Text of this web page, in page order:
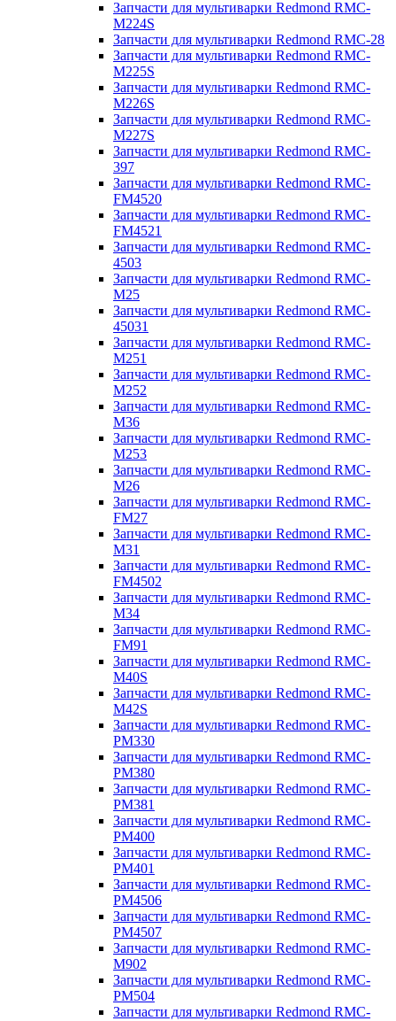
Запчасти для мультиварки Redmond RMC-
M224S
Запчасти для мультиварки Redmond RMC-28
Запчасти для мультиварки Redmond RMC-
M225S
Запчасти для мультиварки Redmond RMC-
M226S
Запчасти для мультиварки Redmond RMC-
M227S
Запчасти для мультиварки Redmond RMC-
397
Запчасти для мультиварки Redmond RMC-
FM4520
Запчасти для мультиварки Redmond RMC-
FM4521
Запчасти для мультиварки Redmond RMC-
4503
Запчасти для мультиварки Redmond RMC-
M25
Запчасти для мультиварки Redmond RMC-
45031
Запчасти для мультиварки Redmond RMC-
M251
Запчасти для мультиварки Redmond RMC-
M252
Запчасти для мультиварки Redmond RMC-
M36
Запчасти для мультиварки Redmond RMC-
M253
Запчасти для мультиварки Redmond RMC-
M26
Запчасти для мультиварки Redmond RMC-
FM27
Запчасти для мультиварки Redmond RMC-
M31
Запчасти для мультиварки Redmond RMC-
FM4502
Запчасти для мультиварки Redmond RMC-
M34
Запчасти для мультиварки Redmond RMC-
FM91
Запчасти для мультиварки Redmond RMC-
M40S
Запчасти для мультиварки Redmond RMC-
M42S
Запчасти для мультиварки Redmond RMC-
PM330
Запчасти для мультиварки Redmond RMC-
PM380
Запчасти для мультиварки Redmond RMC-
PM381
Запчасти для мультиварки Redmond RMC-
PM400
Запчасти для мультиварки Redmond RMC-
PM401
Запчасти для мультиварки Redmond RMC-
PM4506
Запчасти для мультиварки Redmond RMC-
PM4507
Запчасти для мультиварки Redmond RMC-
M902
Запчасти для мультиварки Redmond RMC-
PM504
Запчасти для мультиварки Redmond RMC-